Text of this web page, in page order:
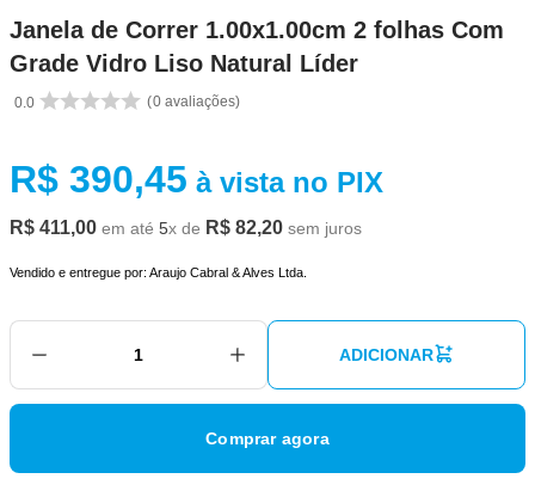
Janela de Correr 1.00x1.00cm 2 folhas Com
Grade Vidro Liso Natural Líder
0.0 0 avaliações
R$ 390,45 à vista no PIX
R$ 411,00 em até 5x de R$ 82,20 sem juros
Vendido e entregue por: Araujo Cabral & Alves Ltda.
ADICIONAR
Comprar agora
8º porta
9º chuveiro